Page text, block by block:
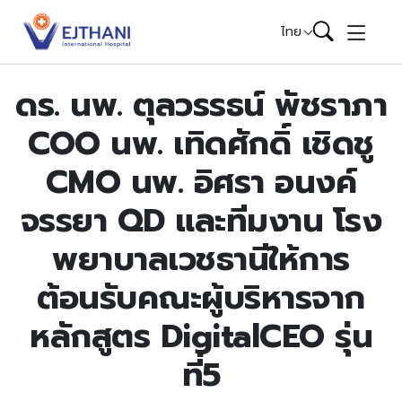
Skip to content
ไทย
ดร. นพ. ตุลวรรธน์ พัชราภา
COO นพ. เทิดศักดิ์ เชิดชู
CMO นพ. อิศรา อนงค์
จรรยา QD และทีมงาน โรง
พยาบาลเวชธานีให้การ
ต้อนรับคณะผู้บริหารจาก
หลักสูตร DigitalCEO รุ่น
ที่5